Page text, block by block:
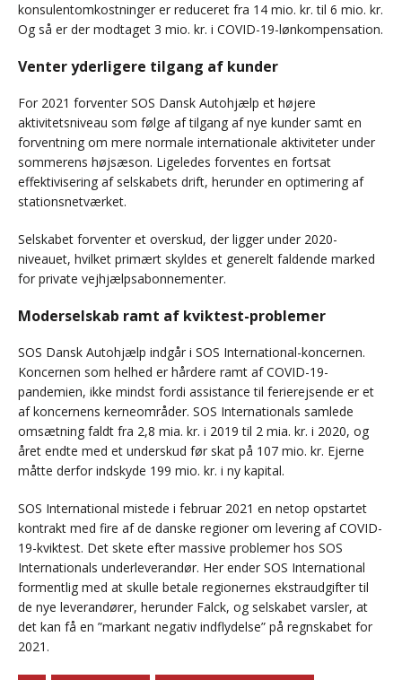
konsulentomkostninger er reduceret fra 14 mio. kr. til 6 mio. kr.
Og så er der modtaget 3 mio. kr. i COVID-19-lønkompensation.
Venter yderligere tilgang af kunder
For 2021 forventer SOS Dansk Autohjælp et højere
aktivitetsniveau som følge af tilgang af nye kunder samt en
forventning om mere normale internationale aktiviteter under
sommerens højsæson. Ligeledes forventes en fortsat
effektivisering af selskabets drift, herunder en optimering af
stationsnetværket.
Selskabet forventer et overskud, der ligger under 2020-
niveauet, hvilket primært skyldes et generelt faldende marked
for private vejhjælpsabonnementer.
Moderselskab ramt af kviktest-problemer
SOS Dansk Autohjælp indgår i SOS International-koncernen.
Koncernen som helhed er hårdere ramt af COVID-19-
pandemien, ikke mindst fordi assistance til ferierejsende er et
af koncernens kerneområder. SOS Internationals samlede
omsætning faldt fra 2,8 mia. kr. i 2019 til 2 mia. kr. i 2020, og
året endte med et underskud før skat på 107 mio. kr. Ejerne
måtte derfor indskyde 199 mio. kr. i ny kapital.
SOS International mistede i februar 2021 en netop opstartet
kontrakt med fire af de danske regioner om levering af COVID-
19-kviktest. Det skete efter massive problemer hos SOS
Internationals underleverandør. Her ender SOS International
formentlig med at skulle betale regionernes ekstraudgifter til
de nye leverandører, herunder Falck, og selskabet varsler, at
det kan få en ”markant negativ indflydelse” på regnskabet for
2021.